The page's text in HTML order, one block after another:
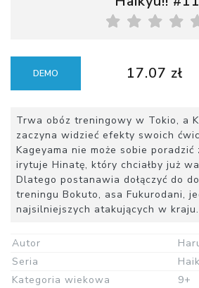
DEMO 17.07 zł
Trwa obóz treningowy w Tokio, a
zaczyna widzieć efekty swoich
Kageyama nie może sobie
irytuje Hinatę, który chciałby już
Dlatego postanawia dołączyć do
treningu Bokuto, asa Fukurodani,
najsilniejszych atakujących w kraju.
Autor
Seria
Kategoria wiekowa
9+